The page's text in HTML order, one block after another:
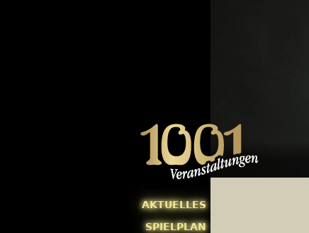
AKTUELLES
SPIELPLAN